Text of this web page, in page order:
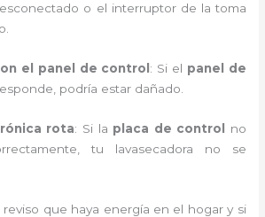
o el interruptor de la toma
el panel de control : Si el panel de
podría estar dañado.
rota: Si la placa de control
no
tu lavasecadora no se
reviso que haya energía en el hogar y si